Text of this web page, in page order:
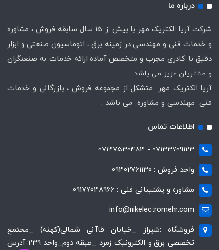
درباره ما
شرکت آریا الکتریک مهر با بیش از 15 سال سابقه فروش ، مشاوره
و خدمات فنی و مهندسی در زمینه برق ، اتوماسیون صنعتی و ابزار
دقیق با کادری مجرب و متخصص آماده ارائه خدمات به صنعتگران
و مشتریان عزیز می باشد.
آریا الکتریک مهر متشکل از مجموعه فروش ، بازرگانی و خدمات
فنی مهندسی و مشاوره می باشد .
اطلاعات تماس
07133709123 - 07137530483
واحد فروش : 09302761130
مشاوره و پشتیبانی فنی : 09177038966
info@nikelectromehr.com
فروشگاه :شیراز _خیابان قاآنی شمالی(کهنه) _مجتمع
تخصصی برق و الکترونیک زمرد _طبقه دوم_واحد 239 آدرس